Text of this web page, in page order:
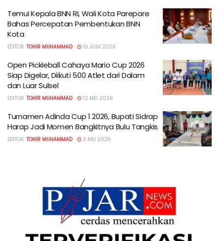
Temui Kepala BNN RI, Wali Kota Parepare
Bahas Percepatan Pembentukan BNN
Kota
EDITOR: TOHIR MUHAMMAD 19 JUNI 2026
Open Pickleball Cahaya Mario Cup 2026
Siap Digelar, Diikuti 500 Atlet dari Dalam
dan Luar Sulsel
EDITOR: TOHIR MUHAMMAD 12 MEI 2026
Turnamen Adinda Cup 1 2026, Bupati Sidrap
Harap Jadi Momen Bangkitnya Bulu Tangkis
EDITOR: TOHIR MUHAMMAD 3 MEI 2026